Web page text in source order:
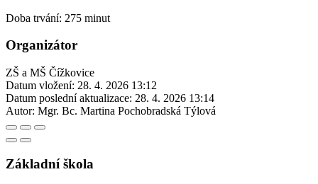
Doba trvání: 275 minut
Organizátor
ZŠ a MŠ Čížkovice
Datum vložení: 28. 4. 2026 13:12
Datum poslední aktualizace: 28. 4. 2026 13:14
Autor: Mgr. Bc. Martina Pochobradská Týlová
Základní škola